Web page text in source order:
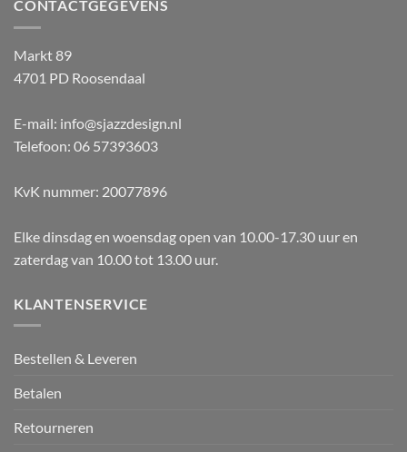
CONTACTGEGEVENS
Markt 89
4701 PD Roosendaal
E-mail: info@sjazzdesign.nl
Telefoon: 06 57393603
KvK nummer: 20077896
Elke dinsdag en woensdag open van 10.00-17.30 uur en
zaterdag van 10.00 tot 13.00 uur.
KLANTENSERVICE
Bestellen & Leveren
Betalen
Retourneren